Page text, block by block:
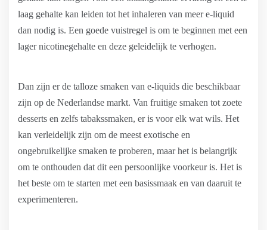
laag gehalte kan leiden tot het inhaleren van meer e-liquid
dan nodig is. Een goede vuistregel is om te beginnen met een
lager nicotinegehalte en deze geleidelijk te verhogen.
Dan zijn er de talloze smaken van e-liquids die beschikbaar
zijn op de Nederlandse markt. Van fruitige smaken tot zoete
desserts en zelfs tabakssmaken, er is voor elk wat wils. Het
kan verleidelijk zijn om de meest exotische en
ongebruikelijke smaken te proberen, maar het is belangrijk
om te onthouden dat dit een persoonlijke voorkeur is. Het is
het beste om te starten met een basissmaak en van daaruit te
experimenteren.